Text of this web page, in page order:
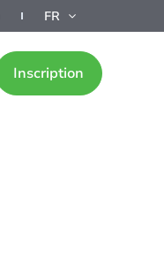
FR
Inscription